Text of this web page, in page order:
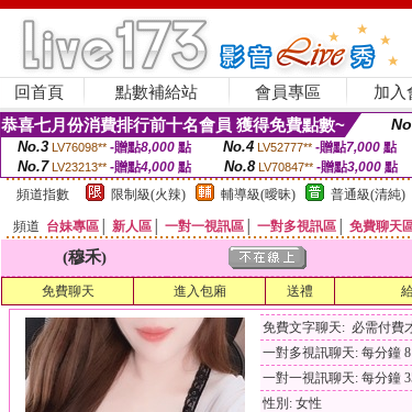
回首頁 點數補給站 會員專區 加入
恭喜七月份消費排行前十名會員 獲得免費點數~
No.3 LV76098** -贈點8,000點 No.4 LV52777** -贈點7,000點
No.7 LV23213** -贈點4,000 點 No.8 LV70847** -贈點3,000 點
頻道指數
限制級(火辣) 輔導級(曖昧) 普通級(清純)
頻道 台妹專區 新人區 一對一視訊區 一對多視訊區 免費聊天
(穆禾)
免費聊天 進入包廂 送禮
免費文字聊天: 必需付費
一對多視訊聊天: 每分鐘
一對一視訊聊天: 每分鐘
性別: 女性